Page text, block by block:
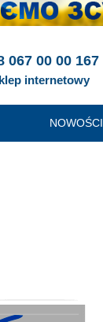
067 00 00 167
internetowy
NOWOŚCI